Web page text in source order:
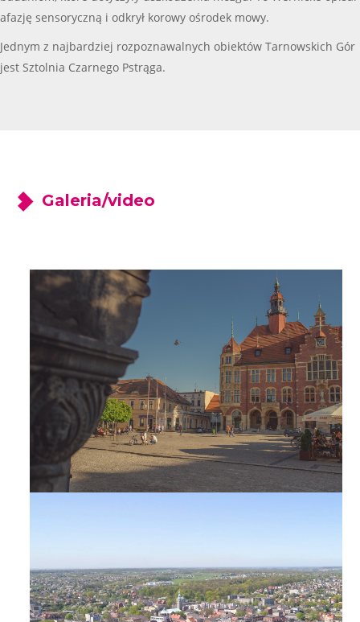
afazję sensoryczną i odkrył korowy ośrodek mowy.
Jednym z najbardziej rozpoznawalnych obiektów Tarnowskich Gór
jest Sztolnia Czarnego Pstrąga.
Galeria/video